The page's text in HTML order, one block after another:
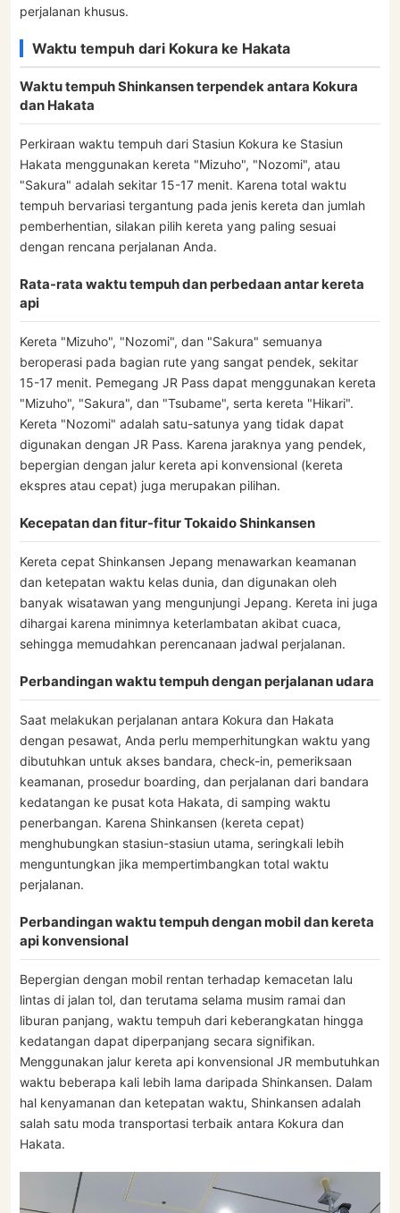
perjalanan khusus.
Waktu tempuh dari Kokura ke Hakata
Waktu tempuh Shinkansen terpendek antara Kokura
dan Hakata
Perkiraan waktu tempuh dari Stasiun Kokura ke Stasiun
Hakata menggunakan kereta "Mizuho", "Nozomi", atau
"Sakura" adalah sekitar 15-17 menit. Karena total waktu
tempuh bervariasi tergantung pada jenis kereta dan jumlah
pemberhentian, silakan pilih kereta yang paling sesuai
dengan rencana perjalanan Anda.
Rata-rata waktu tempuh dan perbedaan antar kereta
api
Kereta "Mizuho", "Nozomi", dan "Sakura" semuanya
beroperasi pada bagian rute yang sangat pendek, sekitar
15-17 menit. Pemegang JR Pass dapat menggunakan kereta
"Mizuho", "Sakura", dan "Tsubame", serta kereta "Hikari".
Kereta "Nozomi" adalah satu-satunya yang tidak dapat
digunakan dengan JR Pass. Karena jaraknya yang pendek,
bepergian dengan jalur kereta api konvensional (kereta
ekspres atau cepat) juga merupakan pilihan.
Kecepatan dan fitur-fitur Tokaido Shinkansen
Kereta cepat Shinkansen Jepang menawarkan keamanan
dan ketepatan waktu kelas dunia, dan digunakan oleh
banyak wisatawan yang mengunjungi Jepang. Kereta ini juga
dihargai karena minimnya keterlambatan akibat cuaca,
sehingga memudahkan perencanaan jadwal perjalanan.
Perbandingan waktu tempuh dengan perjalanan udara
Saat melakukan perjalanan antara Kokura dan Hakata
dengan pesawat, Anda perlu memperhitungkan waktu yang
dibutuhkan untuk akses bandara, check-in, pemeriksaan
keamanan, prosedur boarding, dan perjalanan dari bandara
kedatangan ke pusat kota Hakata, di samping waktu
penerbangan. Karena Shinkansen (kereta cepat)
menghubungkan stasiun-stasiun utama, seringkali lebih
menguntungkan jika mempertimbangkan total waktu
perjalanan.
Perbandingan waktu tempuh dengan mobil dan kereta
api konvensional
Bepergian dengan mobil rentan terhadap kemacetan lalu
lintas di jalan tol, dan terutama selama musim ramai dan
liburan panjang, waktu tempuh dari keberangkatan hingga
kedatangan dapat diperpanjang secara signifikan.
Menggunakan jalur kereta api konvensional JR membutuhkan
waktu beberapa kali lebih lama daripada Shinkansen. Dalam
hal kenyamanan dan ketepatan waktu, Shinkansen adalah
salah satu moda transportasi terbaik antara Kokura dan
Hakata.